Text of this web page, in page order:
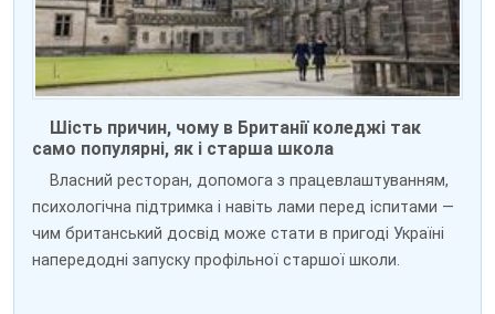
Шість причин, чому в Британії коледжі так
само популярні, як і старша школа
Власний ресторан, допомога з працевлаштуванням,
психологічна підтримка і навіть лами перед іспитами —
чим британський досвід може стати в пригоді Україні
напередодні запуску профільної старшої школи.